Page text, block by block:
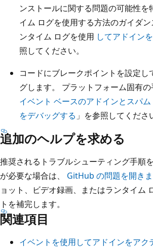
ンストールに関する問題の可能性を
イム ログを使用する方法のガイダ
ンタイム ログを使用 してアドイン
照してください。
コードにブレークポイントを設定し
グします。 プラットフォーム固有
イベント ベースのアドインとスパ
をデバッグする 」を参照してくださ
追加のヘルプを求める
推奨されるトラブルシューティング手順
が必要な場合は、 GitHub の問題を開き
ョット、ビデオ録画、またはランタイム
トを補完します。
関連項目
イベントを使用してアドインをアク